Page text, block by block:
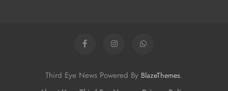
Third Eye News Powered By BlazeThemes.